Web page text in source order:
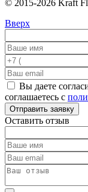
© 2015-2026 Kraft
Вверх
Вы даете
соглашаетесь с
Отправить заявку
Оставить отзыв